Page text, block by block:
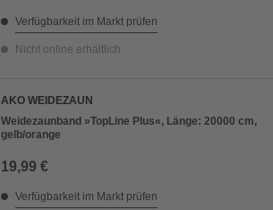
Verfügbarkeit im Markt prüfen
Nicht online erhältlich
AKO WEIDEZAUN
Weidezaunband »TopLine Plus«, Länge: 20000 cm,
gelb/orange
19,99 €
Verfügbarkeit im Markt prüfen